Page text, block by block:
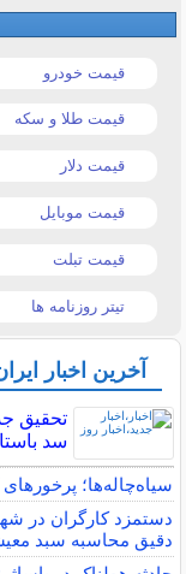
قیمت خودرو
قیمت طلا و سکه
قیمت دلار
قیمت موبایل
قیمت تبلت
تیتر روزنامه ها
آخرین اخبار
تحقیق
سد
سیاه‌چاله‌ها؛
دستمزد کارگران در
دقیق محاسبه سبد